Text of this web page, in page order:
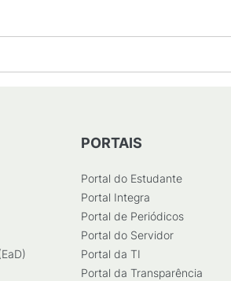
PORTAIS
Portal do Estudante
Portal Integra
Portal de Periódicos
Portal do Servidor
Portal da TI
Portal da Transparência